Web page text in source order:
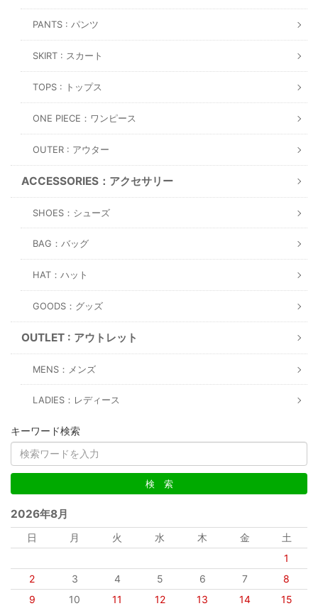
PANTS : パンツ
SKIRT : スカート
TOPS : トップス
ONE PIECE：ワンピース
OUTER : アウター
ACCESSORIES：アクセサリー
SHOES：シューズ
BAG：バッグ
HAT：ハット
GOODS：グッズ
OUTLET : アウトレット
MENS：メンズ
LADIES：レディース
キーワード検索
2026年8月
日 月 火 水 木 金
土
1
2
3 4 5 6 7
8
9
10 11 12 13 14
15